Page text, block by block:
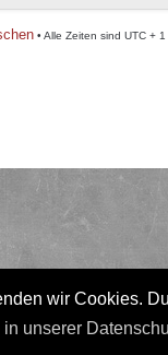
wir Cookies.
unserer
• Alle Zeiten sind UTC +